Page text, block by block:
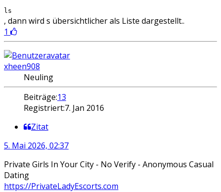
ls
, dann wird s übersichtlicher als Liste dargestellt..
1
xheen908
Neuling
Beiträge:13
Registriert:7. Jan 2016
Zitat
5. Mai 2026, 02:37
Private Girls In Your City - No Verify - Anonymous Casual
Dating
https://PrivateLadyEscorts.com